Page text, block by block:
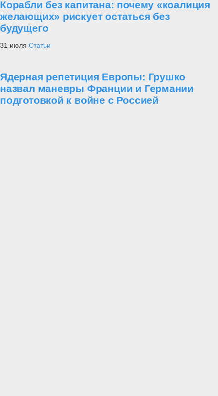
Корабли без капитана: почему «коалиция
желающих» рискует остаться без
будущего
31 июля Статьи
Ядерная репетиция Европы: Грушко
назвал маневры Франции и Германии
подготовкой к войне с Россией